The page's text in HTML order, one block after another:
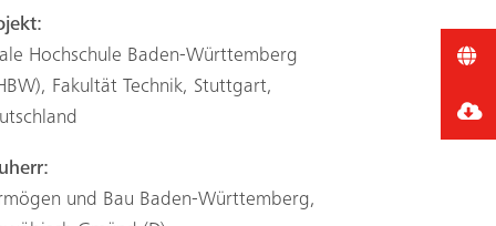
Hochschule Baden-­Württemberg
Fakultät Technik, Stuttgart,
und Bau Baden-Württemberg,